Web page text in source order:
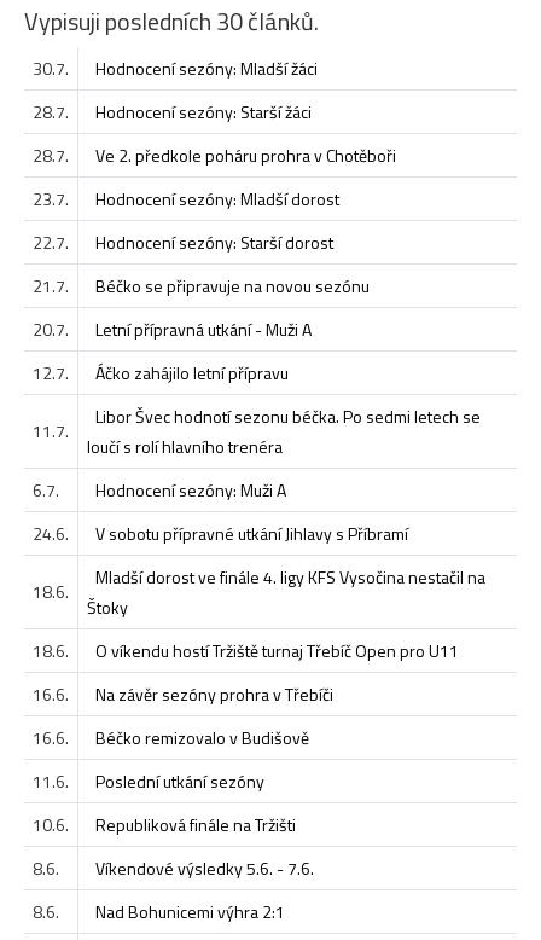
Vypisuji posledních 30 článků.
30.7.
Hodnocení sezóny: Mladší žáci
28.7.
Hodnocení sezóny: Starší žáci
28.7.
Ve 2. předkole poháru prohra v Chotěboři
23.7.
Hodnocení sezóny: Mladší dorost
22.7.
Hodnocení sezóny: Starší dorost
21.7.
Béčko se připravuje na novou sezónu
20.7.
Letní přípravná utkání - Muži A
12.7.
Áčko zahájilo letní přípravu
11.7.
Libor Švec hodnotí sezonu béčka. Po sedmi letech se
loučí s rolí hlavního trenéra
6.7.
Hodnocení sezóny: Muži A
24.6.
V sobotu přípravné utkání Jihlavy s Příbramí
18.6.
Mladší dorost ve finále 4. ligy KFS Vysočina nestačil na
Štoky
18.6.
O víkendu hostí Tržiště turnaj Třebíč Open pro U11
16.6.
Na závěr sezóny prohra v Třebíči
16.6.
Béčko remizovalo v Budišově
11.6.
Poslední utkání sezóny
10.6.
Republiková finále na Tržišti
8.6.
Víkendové výsledky 5.6. - 7.6.
8.6.
Nad Bohunicemi výhra 2:1